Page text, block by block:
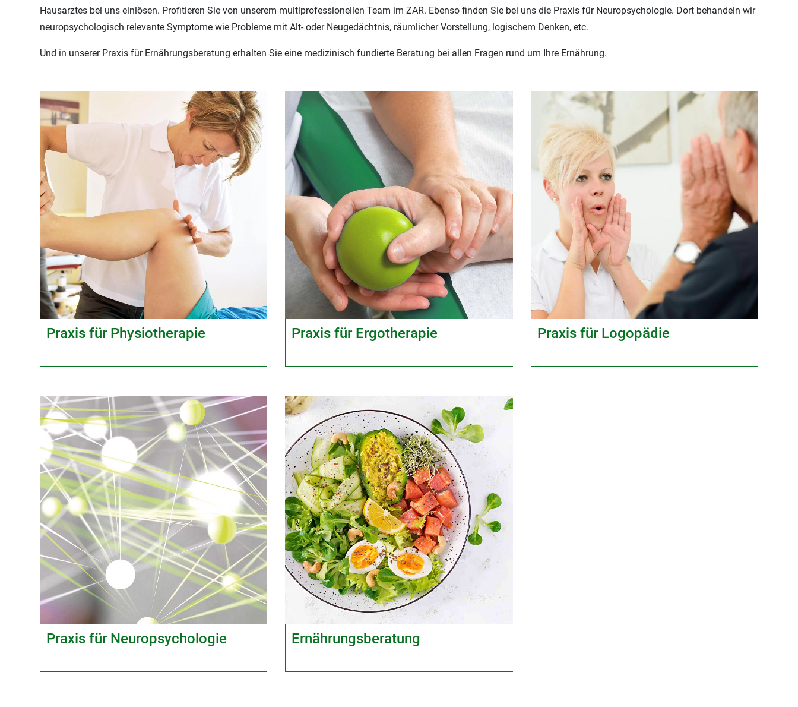
Hausarztes bei uns einlösen. Profitieren Sie von unserem multiprofessionellen Team im ZAR. Ebenso finden Sie bei uns die Praxis für Neuropsychologie. Dort behandeln wir
neuropsychologisch relevante Symptome wie Probleme mit Alt- oder Neugedächtnis, räumlicher Vorstellung, logischem Denken, etc.
Und in unserer Praxis für Ernährungsberatung erhalten Sie eine medizinisch fundierte Beratung bei allen Fragen rund um Ihre Ernährung.
Praxis für Physiotherapie Praxis für Ergotherapie Praxis für Logopädie
Praxis für Neuropsychologie Ernährungsberatung